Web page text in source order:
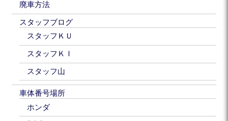
廃車方法
スタッフブログ
スタッフＫＵ
スタッフＫＩ
スタッフ山
車体番号場所
ホンダ